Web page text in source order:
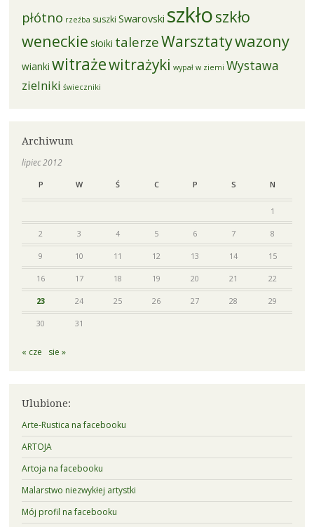
płótno rzeźba suszki Swarovski szkłoszkło
weneckie słoiki talerzeWarsztatywazony
wianki witrażewitrażyki wypał w ziemi Wystawa
zielniki świeczniki
Archiwum
lipiec 2012
P W Ś C P S N
1
2 3 4 5 6 7 8
9 10 11 12 13 14 15
16 17 18 19 20 21 22
23 24 25 26 27 28 29
30 31
« cze sie »
Ulubione:
Arte-Rustica na facebooku
ARTOJA
Artoja na facebooku
Malarstwo niezwykłej artystki
Mój profil na facebooku